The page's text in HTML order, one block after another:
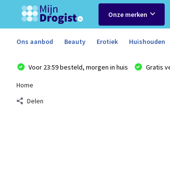
Onze merken
Ons aanbod Beauty Erotiek Huishouden
Voor 23:59 besteld, morgen in huis Gratis
Home
Delen